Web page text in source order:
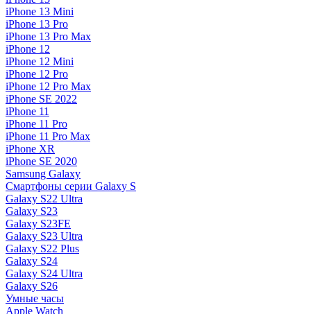
iPhone 13 Mini
iPhone 13 Pro
iPhone 13 Pro Max
iPhone 12
iPhone 12 Mini
iPhone 12 Pro
iPhone 12 Pro Max
iPhone SE 2022
iPhone 11
iPhone 11 Pro
iPhone 11 Pro Max
iPhone XR
iPhone SE 2020
Samsung Galaxy
Смартфоны серии Galaxy S
Galaxy S22 Ultra
Galaxy S23
Galaxy S23FE
Galaxy S23 Ultra
Galaxy S22 Plus
Galaxy S24
Galaxy S24 Ultra
Galaxy S26
Умные часы
Apple Watch